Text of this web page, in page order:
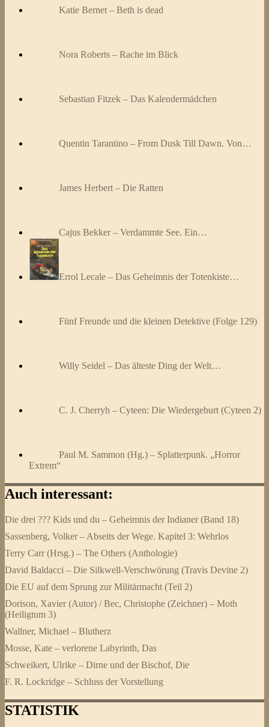
Katie Bernet – Beth is dead
Nora Roberts – Rache im Blick
Sebastian Fitzek – Das Kalendermädchen
Quentin Tarantino – From Dusk Till Dawn. Von…
James Herbert – Die Ratten
Cajus Bekker – Verdammte See. Ein…
Errol Lecale – Das Geheimnis der Totenkiste…
Fünf Freunde und die kleinen Detektive (Folge 129)
Willy Seidel – Das älteste Ding der Welt…
C. J. Cherryh – Cyteen: Die Wiedergeburt (Cyteen 2)
Paul M. Sammon (Hg.) – Splatterpunk. „Horror
Extrem“
Auch interessant:
Die drei ??? Kids und du – Geheimnis der Indianer (Band 18)
Sassenberg, Volker – Abseits der Wege. Kapitel 3: Wehrlos
Terry Carr (Hrsg.) – The Others (Anthologie)
David Baldacci – Die Silkwell-Verschwörung (Travis Devine 2)
Die EU auf dem Sprung zur Militärmacht (Teil 2)
Dorison, Xavier (Autor) / Bec, Christophe (Zeichner) – Moth
(Heiligtum 3)
Wallner, Michael – Blutherz
Mosse, Kate – verlorene Labyrinth, Das
Schweikert, Ulrike – Dirne und der Bischof, Die
F. R. Lockridge – Schluss der Vorstellung
STATISTIK